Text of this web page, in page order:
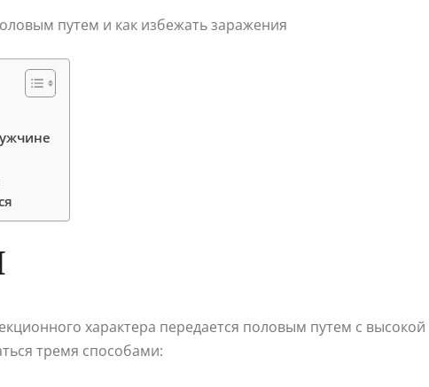
характера передается половым путем с высокой
тремя способами: